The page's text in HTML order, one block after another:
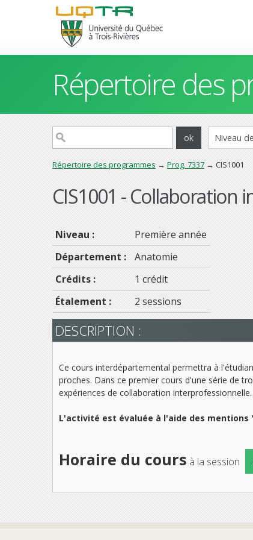
Répertoire des
Répertoire des programmes → Prog. 7337 → CIS1001
CIS1001 - Collaboration
Niveau :
Première année
Département :
Anatomie
Crédits :
1 crédit
Étalement :
2 sessions
DESCRIPTION :
Ce cours interdépartemental permettra à
proches. Dans ce premier cours d'une série de
expériences de collaboration interprofessionnelle.
L'activité est évaluée à l'aide des mentions
Horaire du cours à la session